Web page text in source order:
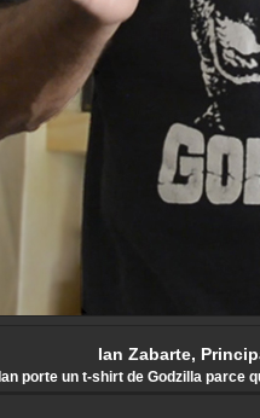
Ian Zabarte,
Ian porte un t-shirt de Godzilla parce